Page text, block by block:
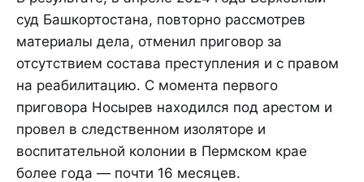
суд Башкортостана, повторно рассмотрев
материалы дела, отменил приговор за
отсутствием состава преступления и с правом
на реабилитацию. С момента первого
приговора Носырев находился под арестом и
провел в следственном изоляторе и
воспитательной колонии в Пермском крае
более года — почти 16 месяцев.